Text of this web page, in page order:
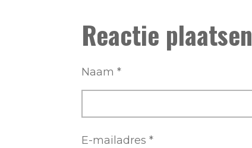
e
n
r
e
Reactie plaatsen
Naam *
E-mailadres *